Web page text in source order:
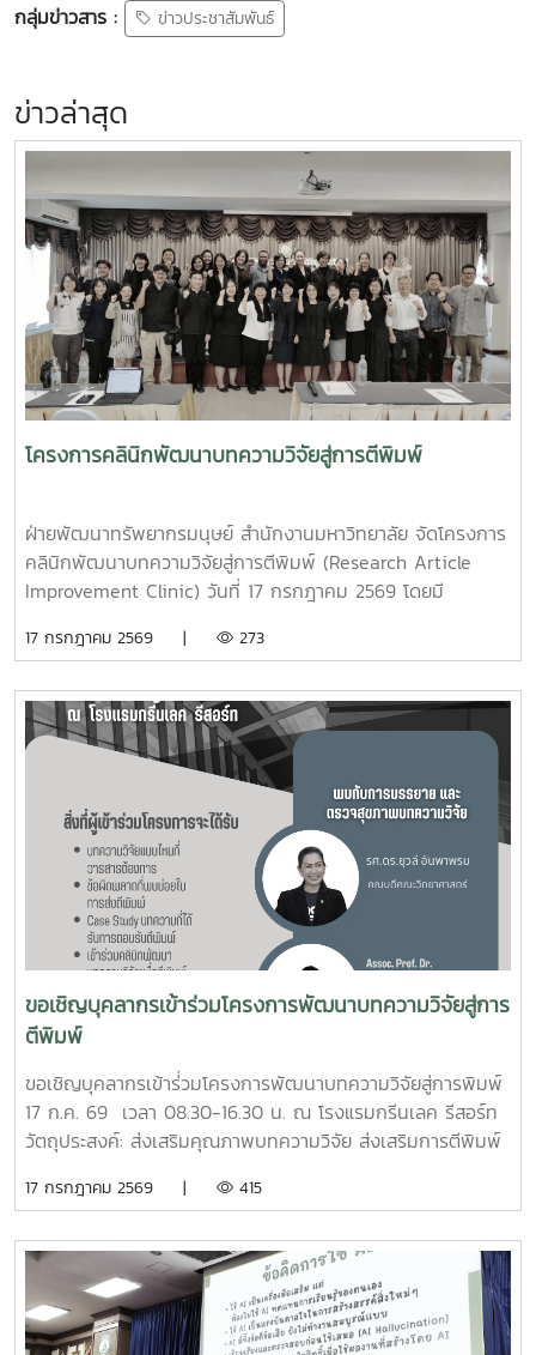
กลุ่มข่าวสาร : ข่าวประชาสัมพันธ์
ข่าวล่าสุด
โครงการคลินิกพัฒนาบทความวิจัยสู่การตีพิมพ์
ฝ่ายพัฒนาทรัพยากรมนุษย์ สำนักงานมหาวิทยาลัย จัดโครงการ
คลินิกพัฒนาบทความวิจัยสู่การตีพิมพ์ (Research Article
Improvement Clinic) วันที่ 17 กรกฎาคม 2569 โดยมี
สามารถนำบทความวิจัยมาขอตำแหน่งทางวิชาการ โดยได้รับ
วิทยาศาสตร์ และ Assoc. Prof. Dr. Rameshprabu Ramaraj ผู้
เชี่ยวชาญด้านการตีพิมพ์ผลงานวิจัยระดับนานาชาติ มาให้ความรู้
เรื่องลักษณะผลงานทางวิชาการที่ใช้ยื่นขอตำแหน่งทางวิชาการ
เทคนิคการเตรียมผลงานยื่นขอตำแหน่งทางวิชาการ องค์
ประกอบคุณภาพบทความวิจัย การตรวจสอบการคัดลอกผลงาน
Casestudy และแลกเปลี่ยนความเห็น ตอบข้อซักถาม และให้คำ
ปรึกษาเพื่อพัฒนาบทความ
17 กรกฎาคม 2569 | 273
ขอเชิญบุคลากรเข้าร่วมโครงการพัฒนาบทความวิจัยสู่การ
ตีพิมพ์
ขอเชิญบุคลากรเข้าร่่วมโครงการพัฒนาบทความวิจัยสู่การพิมพ์
17 ก.ค. 69 เวลา 08.30-16.30 น. ณ โรงแรมกรีนเลค รีสอร์ท
วัตถุประสงค์: ส่งเสริมคุณภาพบทความวิจัย ส่งเสริมการตีพิมพ์
เพื่อขอตำแหน่งทางวิชาการ โอกาส : หลังเสร็จสิ้นโครงการ
พัฒนาบทความก่อนส่งตีพิมพ์ (Part 2) ลงทะเบียน
https://maejo.link/Ll1Opc
17 กรกฎาคม 2569 | 415